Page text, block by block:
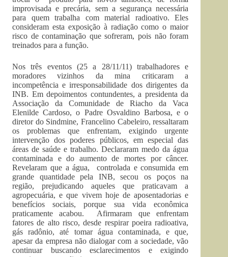
improvisada e precária, sem a segurança necessária
para quem trabalha com material radioativo. Eles
consideram esta exposição à radiação como o maior
risco de contaminação que sofreram, pois não foram
treinados para a função.
Nos três eventos (25 a 28/11/11) trabalhadores e
moradores vizinhos da mina criticaram a
incompetência e irresponsabilidade dos dirigentes da
INB. Em depoimentos contundentes, a presidenta da
Associação da Comunidade de Riacho da Vaca
Elenilde Cardoso, o Padre Osvaldino Barbosa, e o
diretor do Sindmine, Francelino Cabeleiro, ressaltaram
os problemas que enfrentam, exigindo urgente
intervenção dos poderes públicos, em especial das
áreas de saúde e trabalho. Declararam medo da água
contaminada e do aumento de mortes por câncer.
Revelaram que a água, controlada e consumida em
grande quantidade pela INB, secou os poços na
região, prejudicando aqueles que praticavam a
agropecuária, e que vivem hoje de aposentadorias e
benefícios sociais, porque sua vida econômica
praticamente acabou. Afirmaram que enfrentam
fatores de alto risco, desde respirar poeira radioativa,
gás radônio, até tomar água contaminada, e que,
apesar da empresa não dialogar com a sociedade, vão
continuar buscando esclarecimentos e exigindo